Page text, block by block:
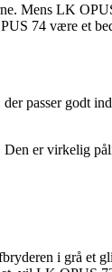
Mens LK
74 være et
passer
er virkelig
i grå et